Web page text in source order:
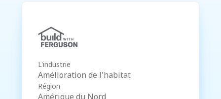
L'industrie
Amélioration de l'habitat
Région
Amérique du Nord